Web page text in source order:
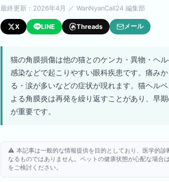
最終更新： 2026年4月 ／ WanNyanCall24 編集部
X LINE Threads メール
猫の角膜損傷は他の猫とのケンカ・異物・ヘ
感染などで起こりやすい眼科疾患です。痛み
る・涙が多いなどの症状が現れます。猫ヘル
よる角膜炎は再発を繰り返すことがあり、早
が重要です。
⚠️ 本記事は一般的な情報提供を目的としており、医学的診
なるものではありません。ペットの健康状態が心配な場合
をご検討ください。